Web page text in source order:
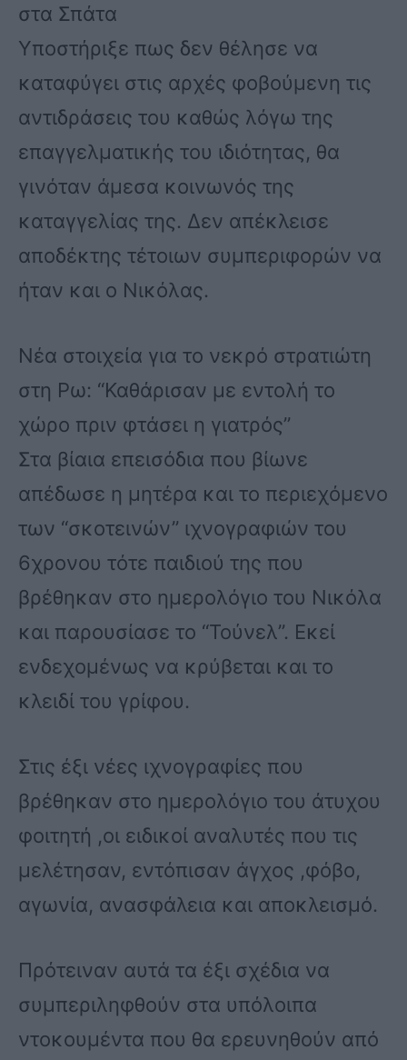
στα Σπάτα
Υποστήριξε πως δεν θέλησε να
καταφύγει στις αρχές φοβούμενη τις
αντιδράσεις του καθώς λόγω της
επαγγελματικής του ιδιότητας, θα
γινόταν άμεσα κοινωνός της
καταγγελίας της. Δεν απέκλεισε
αποδέκτης τέτοιων συμπεριφορών να
ήταν και ο Νικόλας.
Νέα στοιχεία για το νεκρό στρατιώτη
στη Ρω: “Καθάρισαν με εντολή το
χώρο πριν φτάσει η γιατρός”
Στα βίαια επεισόδια που βίωνε
απέδωσε η μητέρα και το περιεχόμενο
των “σκοτεινών” ιχνογραφιών του
6χρονου τότε παιδιού της που
βρέθηκαν στο ημερολόγιο του Νικόλα
και παρουσίασε το “Τούνελ”. Εκεί
ενδεχομένως να κρύβεται και το
κλειδί του γρίφου.
Στις έξι νέες ιχνογραφίες που
βρέθηκαν στο ημερολόγιο του άτυχου
φοιτητή ,οι ειδικοί αναλυτές που τις
μελέτησαν, εντόπισαν άγχος ,φόβο,
αγωνία, ανασφάλεια και αποκλεισμό.
Πρότειναν αυτά τα έξι σχέδια να
συμπεριληφθούν στα υπόλοιπα
ντοκουμέντα που θα ερευνηθούν από